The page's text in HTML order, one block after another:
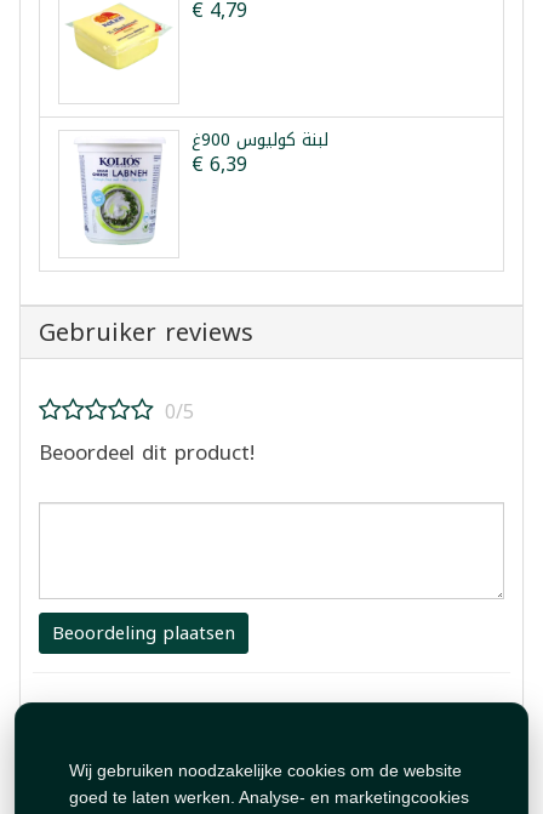
Wij gebruiken noodzakelijke cookies om de website
goed te laten werken. Analyse- en marketingcookies
€ 4,79
لبنة كوليوس 900غ
€ 6,39
Gebruiker reviews
0/5
Beoordeel dit product!
Beoordeling plaatsen
1 Review
طيبة بس غالية